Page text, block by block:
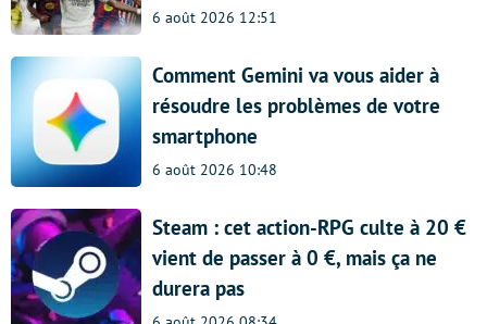
6 août 2026 12:51
Comment Gemini va vous aider à
résoudre les problèmes de votre
smartphone
6 août 2026 10:48
Steam : cet action-RPG culte à 20 €
vient de passer à 0 €, mais ça ne
durera pas